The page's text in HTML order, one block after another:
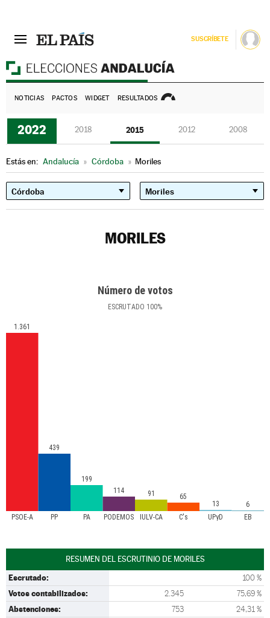
SUSCRÍBETE
NOTICIAS PACTOS WIDGET RESULTADOS
2022 2018 2015 2012 2008
Estás en: Andalucía » Córdoba » Moriles
MORILES
Número de votos
ESCRUTADO 100%
PSOE-A PP PA PODEMOS IULV-CA C's UPyD EB
1.361
439
199
114
91
65
13
6
RESUMEN DEL ESCRUTINIO DE MORILES
Escrutado: 100 %
Votos contabilizados: 2.345 75,69 %
Abstenciones: 753 24,31 %